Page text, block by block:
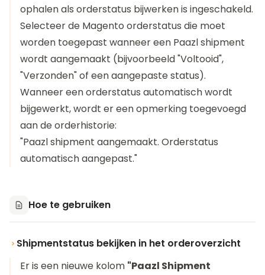
ophalen als orderstatus bijwerken is ingeschakeld.
Selecteer de Magento orderstatus die moet
worden toegepast wanneer een Paazl shipment
wordt aangemaakt (bijvoorbeeld "Voltooid",
"Verzonden" of een aangepaste status).
Wanneer een orderstatus automatisch wordt
bijgewerkt, wordt er een opmerking toegevoegd
aan de orderhistorie:
"Paazl shipment aangemaakt. Orderstatus
automatisch aangepast."
Hoe te gebruiken
Shipmentstatus bekijken in het orderoverzicht
Er is een nieuwe kolom "Paazl Shipment